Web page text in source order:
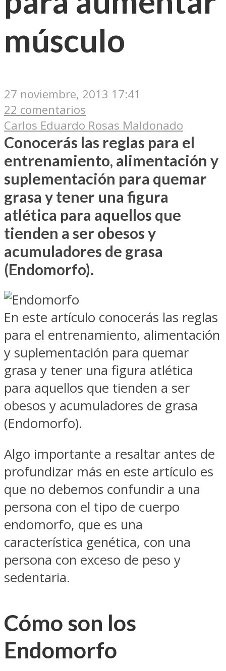
músculo
27 noviembre, 2013 17:41
22 comentarios
Carlos Eduardo Rosas Maldonado
Conocerás las reglas para el
entrenamiento, alimentación y
suplementación para quemar
grasa y tener una figura
atlética para aquellos que
tienden a ser obesos y
acumuladores de grasa
(Endomorfo).
En este artículo conocerás las reglas
para el entrenamiento, alimentación
y suplementación para quemar
grasa y tener una figura atlética
para aquellos que tienden a ser
obesos y acumuladores de grasa
(Endomorfo).
Algo importante a resaltar antes de
profundizar más en este artículo es
que no debemos confundir a una
persona con el tipo de cuerpo
endomorfo, que es una
característica genética, con una
persona con exceso de peso y
sedentaria.
Cómo son los
Endomorfo